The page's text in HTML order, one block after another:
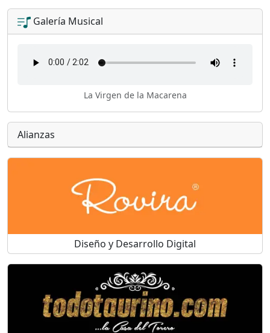
Galería Musical
La Virgen de la Macarena
Alianzas
Diseño y Desarrollo Digital